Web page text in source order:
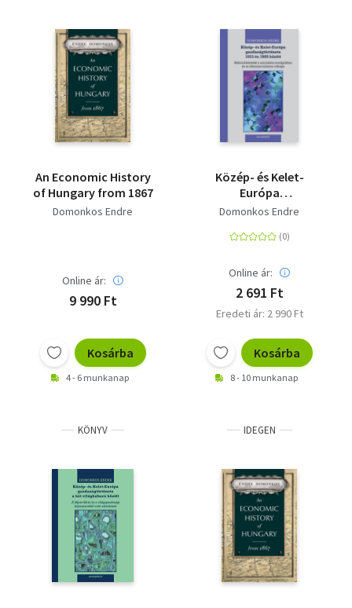
An Economic History
of Hungary from 1867
Domonkos Endre
Online ár:
9 990 Ft
Kosárba
4 - 6 munkanap
Közép- és Kelet-
Európa
gazdaságtörténete
Reformkísérletek a
országokban és az
államszocializmus
válsága
Domonkos Endre
Online ár:
2 691 Ft
Eredeti ár: 2 990 Ft
Kosárba
8 - 10 munkanap
KÖNYV IDEGEN